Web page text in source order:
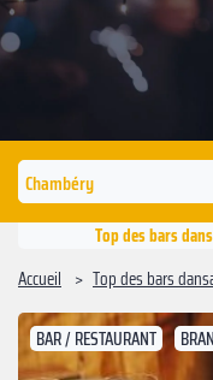
Top des bars
Accueil
Top des bars
BAR / RESTAURANT